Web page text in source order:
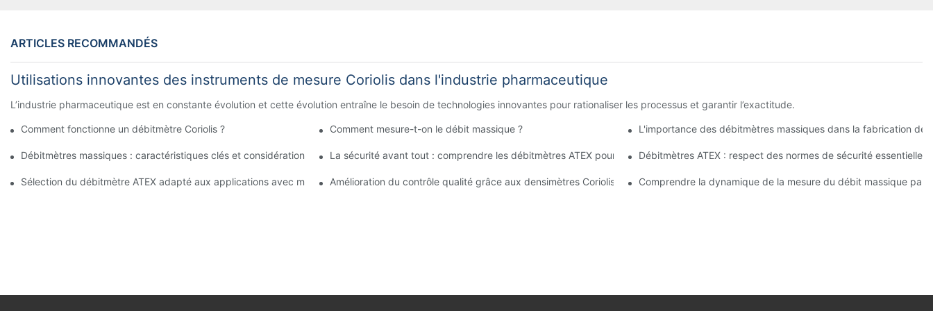
ARTICLES RECOMMANDÉS
Utilisations innovantes des instruments de mesure Coriolis dans l'industrie pharmaceutique
L’industrie pharmaceutique est en constante évolution et cette évolution entraîne le besoin de technologies innovantes pour rationaliser les processus et garantir l’exactitude.
Comment fonctionne un débitmètre Coriolis ? Comment mesure-t-on le débit massique ? L'importance des débitmètres massiques dans la fabrication de
Débitmètres massiques : caractéristiques clés et considérations avant l'achatLa sécurité avant tout : comprendre les débitmètres ATEX pour environnements dangereuxDébitmètres ATEX : respect des normes de sécurité
Sélection du débitmètre ATEX adapté aux applications avec matériaux inflammablesAmélioration du contrôle qualité grâce aux densimètres Coriolis en productionComprendre la dynamique de la mesure du débit massique par